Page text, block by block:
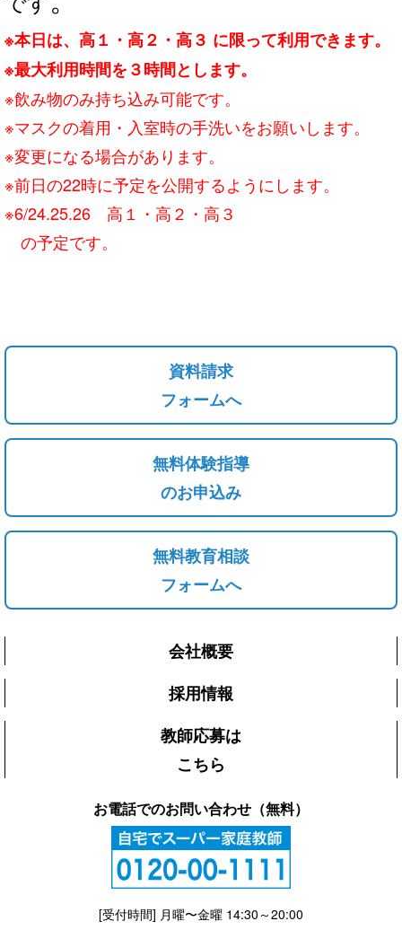
※本日は、高１・高２・高３ に限って利用できます。
※最大利用時間を３時間とします。
※飲み物のみ持ち込み可能です。
※マスクの着用・入室時の手洗いをお願いします。
※変更になる場合があります。
※前日の22時に予定を公開するようにします。
※6/24.25.26 高１・高２・高３
の予定です。
資料請求
フォームへ
無料体験指導
のお申込み
無料教育相談
フォームへ
会社概要
採用情報
教師応募は
こちら
お電話でのお問い合わせ（無料）
[受付時間] 月曜〜金曜 14:30～20:00